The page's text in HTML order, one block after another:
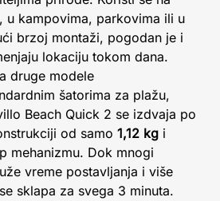
u kampovima, parkovima ili u
brzoj montaži, pogodan je i
lokaciju tokom dana.
druge modele
šatorima za plažu,
Beach Quick 2 se izdvaja po
od samo 1,12 kg i
mehanizmu. Dok mnogi
vreme postavljanja i više
sklapa za svega 3 minuta.